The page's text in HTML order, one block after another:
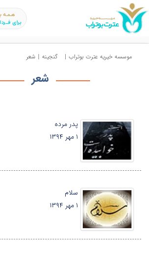
هـمـه
برای
موسسه خیریه عترت بوتراب | گنجینه | شعر
شعر
پدر مرده
۱ مهر ۱۳۹۴
سلام
۱ مهر ۱۳۹۴